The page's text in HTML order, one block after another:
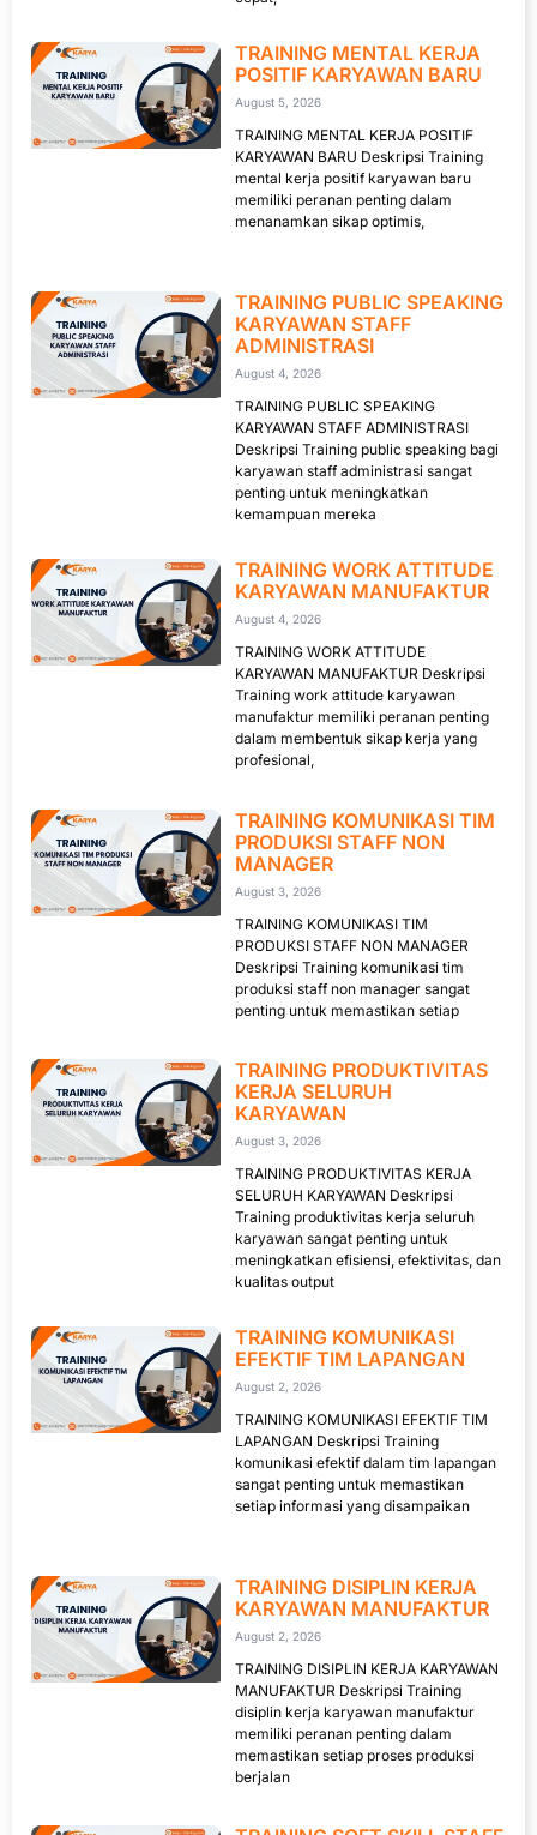
TRAINING MENTAL KERJA
POSITIF KARYAWAN BARU
August 5, 2026
TRAINING MENTAL KERJA POSITIF
KARYAWAN BARU Deskripsi Training
mental kerja positif karyawan baru
memiliki peranan penting dalam
menanamkan sikap optimis,
TRAINING PUBLIC SPEAKING
KARYAWAN STAFF
ADMINISTRASI
August 4, 2026
TRAINING PUBLIC SPEAKING
KARYAWAN STAFF ADMINISTRASI
Deskripsi Training public speaking bagi
karyawan staff administrasi sangat
penting untuk meningkatkan
kemampuan mereka
TRAINING WORK ATTITUDE
KARYAWAN MANUFAKTUR
August 4, 2026
TRAINING WORK ATTITUDE
KARYAWAN MANUFAKTUR Deskripsi
Training work attitude karyawan
manufaktur memiliki peranan penting
dalam membentuk sikap kerja yang
profesional,
TRAINING KOMUNIKASI TIM
PRODUKSI STAFF NON
MANAGER
August 3, 2026
TRAINING KOMUNIKASI TIM
PRODUKSI STAFF NON MANAGER
Deskripsi Training komunikasi tim
produksi staff non manager sangat
penting untuk memastikan setiap
TRAINING PRODUKTIVITAS
KERJA SELURUH
KARYAWAN
August 3, 2026
TRAINING PRODUKTIVITAS KERJA
SELURUH KARYAWAN Deskripsi
Training produktivitas kerja seluruh
karyawan sangat penting untuk
meningkatkan efisiensi, efektivitas, dan
kualitas output
TRAINING KOMUNIKASI
EFEKTIF TIM LAPANGAN
August 2, 2026
TRAINING KOMUNIKASI EFEKTIF TIM
LAPANGAN Deskripsi Training
komunikasi efektif dalam tim lapangan
sangat penting untuk memastikan
setiap informasi yang disampaikan
TRAINING DISIPLIN KERJA
KARYAWAN MANUFAKTUR
August 2, 2026
TRAINING DISIPLIN KERJA KARYAWAN
MANUFAKTUR Deskripsi Training
disiplin kerja karyawan manufaktur
memiliki peranan penting dalam
memastikan setiap proses produksi
berjalan